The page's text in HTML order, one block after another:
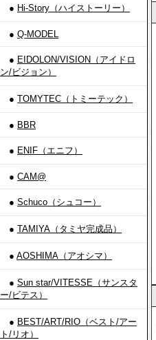
● Hi-Story（ハイストーリー）
● Q-MODEL
● EIDOLON/VISION（アイドロ
ン/ビジョン）
● TOMYTEC（トミーテック）
● BBR
● ENIF（エニフ）
● CAM@
● Schuco（シュコー）
● TAMIYA（タミヤ完成品）
● AOSHIMA（アオシマ）
● Sun star/VITESSE（サンスタ
ー/ビテス）
● BEST/ART/RIO（ベスト/アー
ト/リオ）